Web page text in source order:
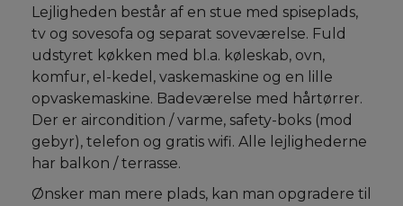
Lejligheden består af en stue med spiseplads,
tv og sovesofa og separat soveværelse. Fuld
udstyret køkken med bl.a. køleskab, ovn,
komfur, el-kedel, vaskemaskine og en lille
opvaskemaskine. Badeværelse med hårtørrer.
Der er aircondition / varme, safety-boks (mod
gebyr), telefon og gratis wifi. Alle lejlighederne
har balkon / terrasse.
Ønsker man mere plads, kan man opgradere til